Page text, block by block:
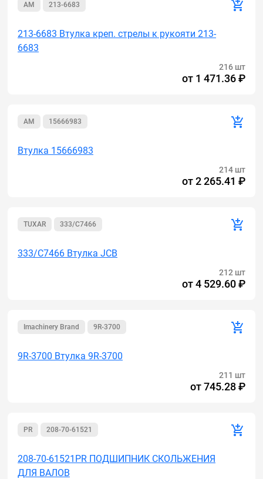
AM 213-6683
213-6683 Втулка креп. стрелы к рукояти 213-
6683
216 шт
от 1 471.36 ₽
AM 15666983
Втулка 15666983
214 шт
от2 265.41 ₽
TUXAR 333/C7466
333/C7466 Втулка JCB
212 шт
от4 529.60 ₽
Imachinery Brand 9R-3700
9R-3700 Втулка 9R-3700
211 шт
от745.28 ₽
PR 208-70-61521
208-70-61521PR ПОДШИПНИК СКОЛЬЖЕНИЯ
ДЛЯ ВАЛОВ